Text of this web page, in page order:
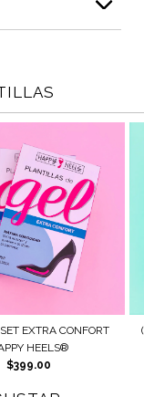
EXTRA CONFORT
HEELS®
$399.00